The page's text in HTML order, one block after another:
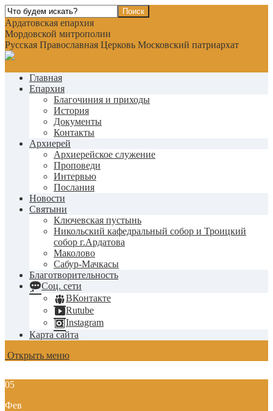
Ардатовская епархия
Мордовской митрополии
Русская Православная Церковь Московский патриархат
Главная
Епархия
Благочиния и приходы
История
Документы
Контакты
Архиерей
Архиерейское служение
Проповеди
Интервью
Послания
Новости
Святыни
Ключевская пустынь
Никольский кафедральный собор и Троицкий
собор г.Ардатова
Маколово
Сабур-Мачкасы
Благотворительность
Соц. сети
ВКонтакте
Rutube
Instagram
Карта сайта
Открыть меню
05
Фев